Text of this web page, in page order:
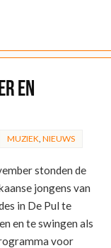
en
MUZIEK NIEUWS
stonden de
jongens van
in De Pul te
en te swingen als
voor